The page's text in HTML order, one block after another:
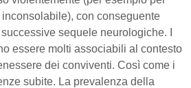
con conseguente
sequele neurologiche. I
essere molti associabili al contesto
dei conviventi. Così come i
subite. La prevalenza della